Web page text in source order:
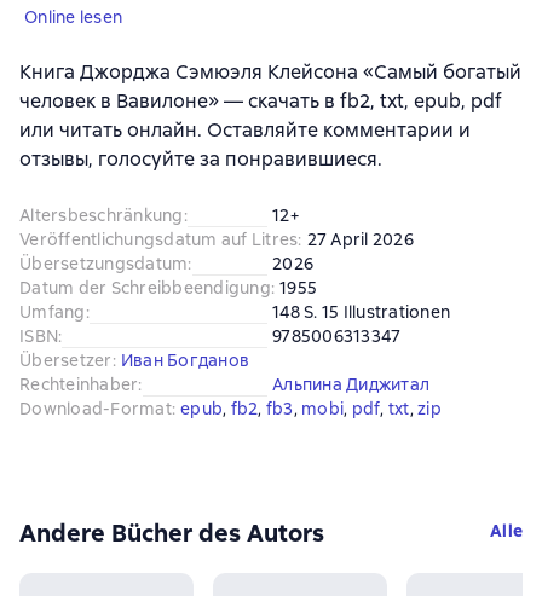
Online lesen
Книга Джорджа Сэмюэля Клейсона «Самый богатый
человек в Вавилоне» — скачать в fb2, txt, epub, pdf
или читать онлайн. Оставляйте комментарии и
отзывы, голосуйте за понравившиеся.
Altersbeschränkung:
12+
Veröffentlichungsdatum auf Litres: 27 April 2026
Übersetzungsdatum:
2026
Datum der Schreibbeendigung: 1955
Umfang:
148 S. 15 Illustrationen
ISBN:
9785006313347
Übersetzer: Иван Богданов
Rechteinhaber:
Альпина Диджитал
Download-Format: epub, fb2, fb3, mobi, pdf, txt, zip
Andere Bücher des Autors Alle